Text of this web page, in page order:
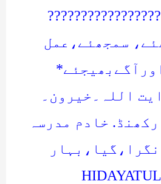
سمجھئے،عمل
اللہ۔خیرون۔
خادم مدرسہ